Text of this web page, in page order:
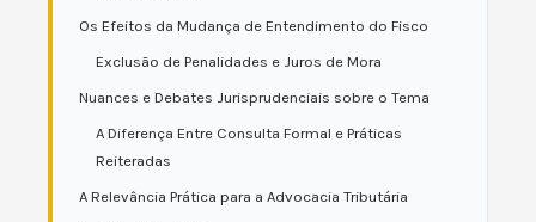
Os Efeitos da Mudança de Entendimento do Fisco
Exclusão de Penalidades e Juros de Mora
Nuances e Debates Jurisprudenciais sobre o Tema
A Diferença Entre Consulta Formal e Práticas
Reiteradas
A Relevância Prática para a Advocacia Tributária